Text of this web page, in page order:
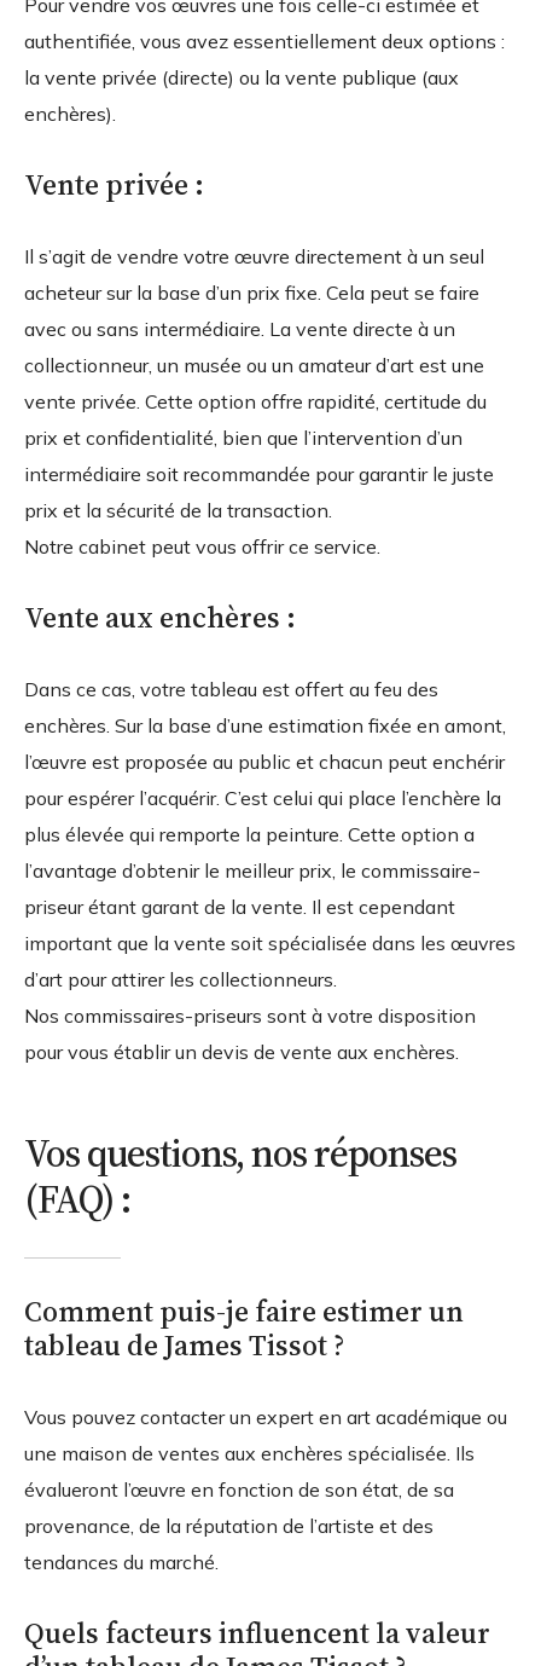
authentifiée, vous avez essentiellement deux options :
la vente privée (directe) ou la vente publique (aux
enchères).
Vente privée :
Il s’agit de vendre votre œuvre directement à un seul
acheteur sur la base d’un prix fixe. Cela peut se faire
avec ou sans intermédiaire. La vente directe à un
collectionneur, un musée ou un amateur d’art est une
vente privée. Cette option offre rapidité, certitude du
prix et confidentialité, bien que l’intervention d’un
intermédiaire soit recommandée pour garantir le juste
prix et la sécurité de la transaction.
Notre cabinet peut vous offrir ce service.
Vente aux enchères :
Dans ce cas, votre tableau est offert au feu des
enchères. Sur la base d’une estimation fixée en amont,
l’œuvre est proposée au public et chacun peut enchérir
pour espérer l’acquérir. C’est celui qui place l’enchère la
plus élevée qui remporte la peinture. Cette option a
l’avantage d’obtenir le meilleur prix, le commissaire-
priseur étant garant de la vente. Il est cependant
important que la vente soit spécialisée dans les œuvres
d’art pour attirer les collectionneurs.
Nos commissaires-priseurs sont à votre disposition
pour vous établir un devis de vente aux enchères.
Vos questions, nos réponses
(FAQ) :
Comment puis-je faire estimer un
tableau de James Tissot ?
Vous pouvez contacter un expert en art académique ou
une maison de ventes aux enchères spécialisée. Ils
évalueront l’œuvre en fonction de son état, de sa
provenance, de la réputation de l’artiste et des
tendances du marché.
Quels facteurs influencent la valeur